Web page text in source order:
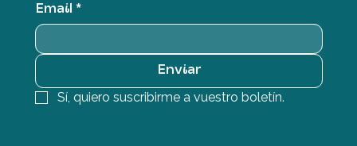
Email *
Enviar
Sí, quiero suscribirme a vuestro boletín.